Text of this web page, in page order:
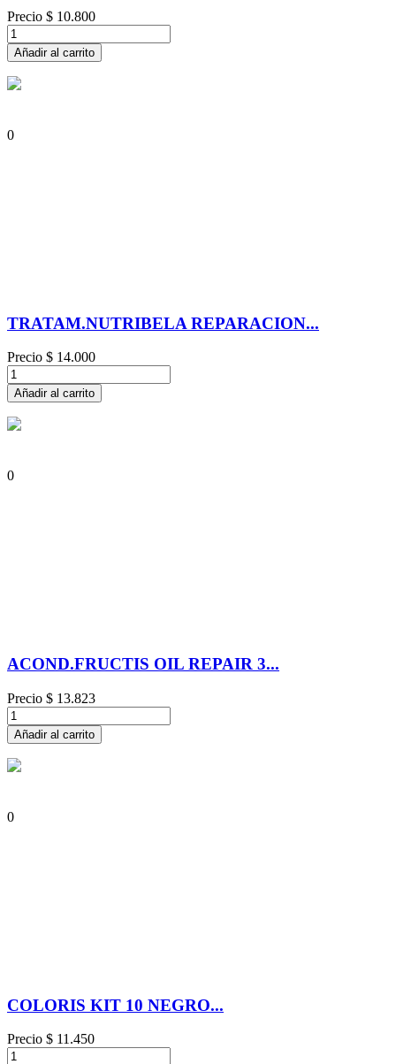
Precio $ 10.800
Añadir al carrito
0
TRATAM.NUTRIBELA REPARACION...
Precio $ 14.000
Añadir al carrito
0
ACOND.FRUCTIS OIL REPAIR 3...
Precio $ 13.823
Añadir al carrito
0
COLORIS KIT 10 NEGRO...
Precio $ 11.450